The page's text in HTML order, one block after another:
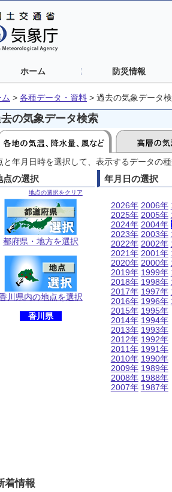
ホーム 防災情報
> 各種データ・資料 > 過去の気象データ
の気象データ検索
と年月日時を選択して、表示するデータの種
点の選択
地点の選択をクリア
都府県・地方を選択
川県内の地点を選択
香川県
年月日の選択
2026年
2025年
2024年
2023年
2022年
2021年
2020年
2019年
2018年
2017年
2016年
2015年
2014年
2013年
2012年
2011年
2010年
2009年
2008年
2007年
2006年
2005年
2004年
2003年
2002年
2001年
2000年
1999年
1998年
1997年
1996年
1995年
1994年
1993年
1992年
1991年
1990年
1989年
1988年
1987年
着情報